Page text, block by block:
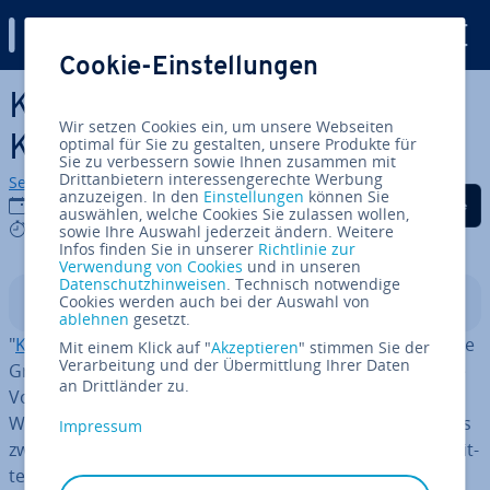
Zum Haupt­in­halt springen
Keyword-Recherche – Teil 3:
Keyword-Strategie
Sebastian Mews
31.01.2019
9 mins
Auf Facebook teilen
Auf Twitter teilen
Auf LinkedIn
In­halts­ver­zeich­nis
"Keyword-Recherche – Teil 1: Erste Schritte" erläutert die
Grund­be­grif­fe der Keyword-Recherche und skizziert die
Vor­ge­hens­wei­se bei der Er­stel­lung von Keyword-Listen.
Welche Tools dabei zum Einsatz kommen, ist Thema des
zweiten Teils: "
". Doch wollen Sie die er­mit­
tel­ten Such­be­grif­fe im Rahmen einer SEO-Strategie für
Cookie-Einstellungen
Wir setzen Cookies ein, um unsere Webseiten
optimal für Sie zu gestalten, unsere Produkte für
Sie zu verbessern sowie Ihnen zusammen mit
Drittanbietern interessengerechte Werbung
anzuzeigen. In den Einstellungen können Sie
auswählen, welche Cookies Sie zulassen wollen,
sowie Ihre Auswahl jederzeit ändern. Weitere
Infos finden Sie in unserer Richtlinie zur
Verwendung von Cookies und in unseren
Datenschutzhinweisen. Technisch notwendige
Cookies werden auch bei der Auswahl von
ablehnen gesetzt.
Mit einem Klick auf "Akzeptieren" stimmen Sie der
Verarbeitung und der Übermittlung Ihrer Daten
an Drittländer zu.
Impressum